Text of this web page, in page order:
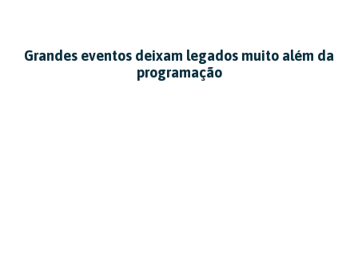
Grandes eventos deixam legados muito além da
programação